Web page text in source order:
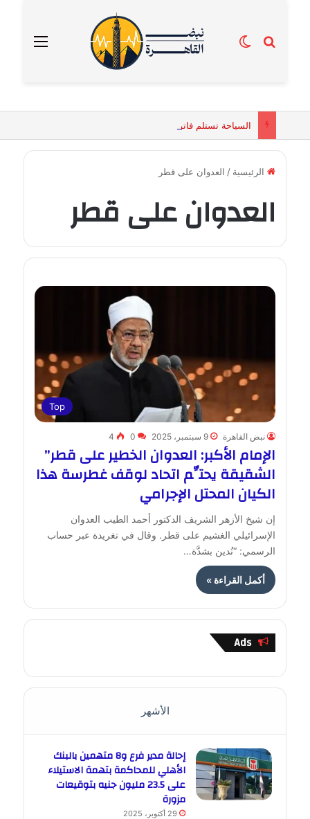
القائمة بحث عنالوضع المظلم
الرئيسية / العدوان على قطر
العدوان على قطر
Top
نبض القاهرة 9 سبتمبر، 2025 0
4
الإمام الأكبر: العدوان الخطير على قطر”
الشقيقة يحتِّم اتحاد لوقف غطرسة هذا
الكيان المحتل الإجرامي
إن شيخ الأزهر الشريف الدكتور أحمد الطيب العدوان
الإسرائيلي الغشيم على قطر. وقال في تغريدة عبر حساب
الرسمي: “نُدين بشدَّة…
أكمل القراءة »
Ads
الأشهر
إحالة مدير فرع و8 متهمين بالبنك
الأهلي للمحاكمة بتهمة الاستيلاء
على 23.5 مليون جنيه بتوقيعات
مزورة
29 أكتوبر، 2025